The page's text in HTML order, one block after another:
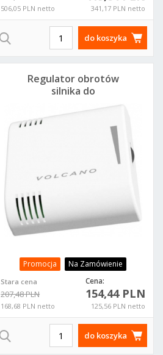
506,05 PLN netto 341,17 PLN netto
do koszyka
Promocja Na Zamówienie
Stara cena
207,48 PLN
168,68 PLN netto
Cena:
154,44 PLN
125,56 PLN netto
Regulator obrotów
silnika do
nagrzewnic Volcano
VR EC 1-4-0101-0453
do koszyka